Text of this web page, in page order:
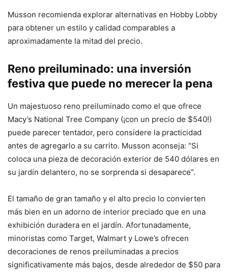
Musson recomienda explorar alternativas en Hobby Lobby
para obtener un estilo y calidad comparables a
aproximadamente la mitad del precio.
Reno preiluminado: una inversión
festiva que puede no merecer la pena
Un majestuoso reno preiluminado como el que ofrece
Macy’s National Tree Company (¡con un precio de $540!)
puede parecer tentador, pero considere la practicidad
antes de agregarlo a su carrito. Musson aconseja: “Si
coloca una pieza de decoración exterior de 540 dólares en
su jardín delantero, no se sorprenda si desaparece”.
El tamaño de gran tamaño y el alto precio lo convierten
más bien en un adorno de interior preciado que en una
exhibición duradera en el jardín. Afortunadamente,
minoristas como Target, Walmart y Lowe’s ofrecen
decoraciones de renos preiluminadas a precios
significativamente más bajos, desde alrededor de $50 para